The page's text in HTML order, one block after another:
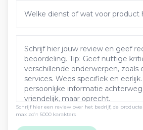
Schrijf hier een review over het bedrijf, de
max zo’n 5000 karakters